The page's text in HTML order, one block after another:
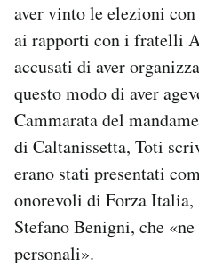
aver vinto le elezioni
ai rapporti con i fratelli
accusati di aver
questo modo di aver
Cammarata del
di Caltanissetta, Toti
erano stati presentati
onorevoli di Forza Italia,
Stefano Benigni, che
personali».